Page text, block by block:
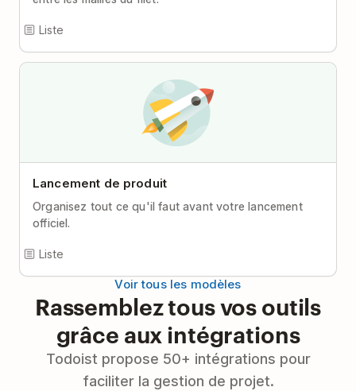
Liste
Lancement de produit
Organisez tout ce qu'il faut avant votre lancement
officiel.
Liste
Voir tous les modèles
Rassemblez tous vos outils
grâce aux intégrations
Todoist propose 50+ intégrations pour
faciliter la gestion de projet.